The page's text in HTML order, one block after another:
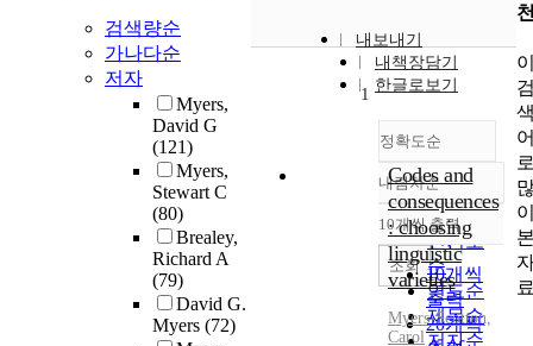
검색량순
가나다순
저자
Myers,
David G
(121)
Myers,
Stewart C
(80)
Brealey,
Richard A
(79)
David G.
Myers (72)
내보내기
내책장담기
한글로보기
정확도순
정확도
순
인기도
순
연도순
제목순
저자순
내림차순
내림차순
10개씩 출력
10개씩
출력
20개씩
조회
1
Codes and
consequences
: choosing
linguistic
varieties
Myers-Scotton,
Carol